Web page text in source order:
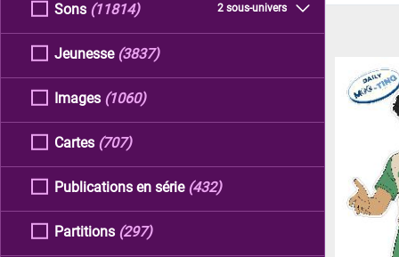
Sons 2 sous-univers
(11814)
Jeunesse (3837)
Images (1060)
Cartes (707)
Publications en série (432)
Partitions (297)